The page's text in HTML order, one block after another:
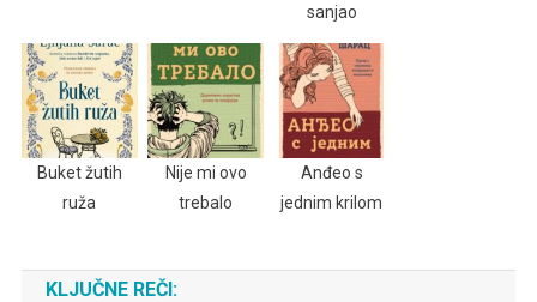
sanjao
Buket žutih
ruža
Nije mi ovo
trebalo
Anđeo s
jednim krilom
KLJUČNE REČI: